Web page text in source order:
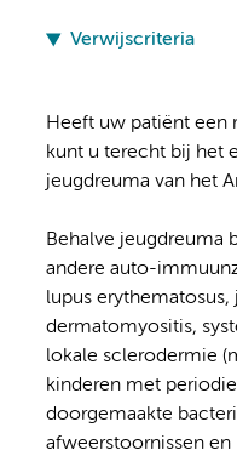
Verwijscriteria
Heeft uw patiënt een
kunt u terecht bij het
jeugdreuma van het
Behalve jeugdreuma
andere auto-
lupus erythematosus,
dermatomyositis,
lokale sclerodermie
kinderen met
doorgemaakte
afweerstoornissen